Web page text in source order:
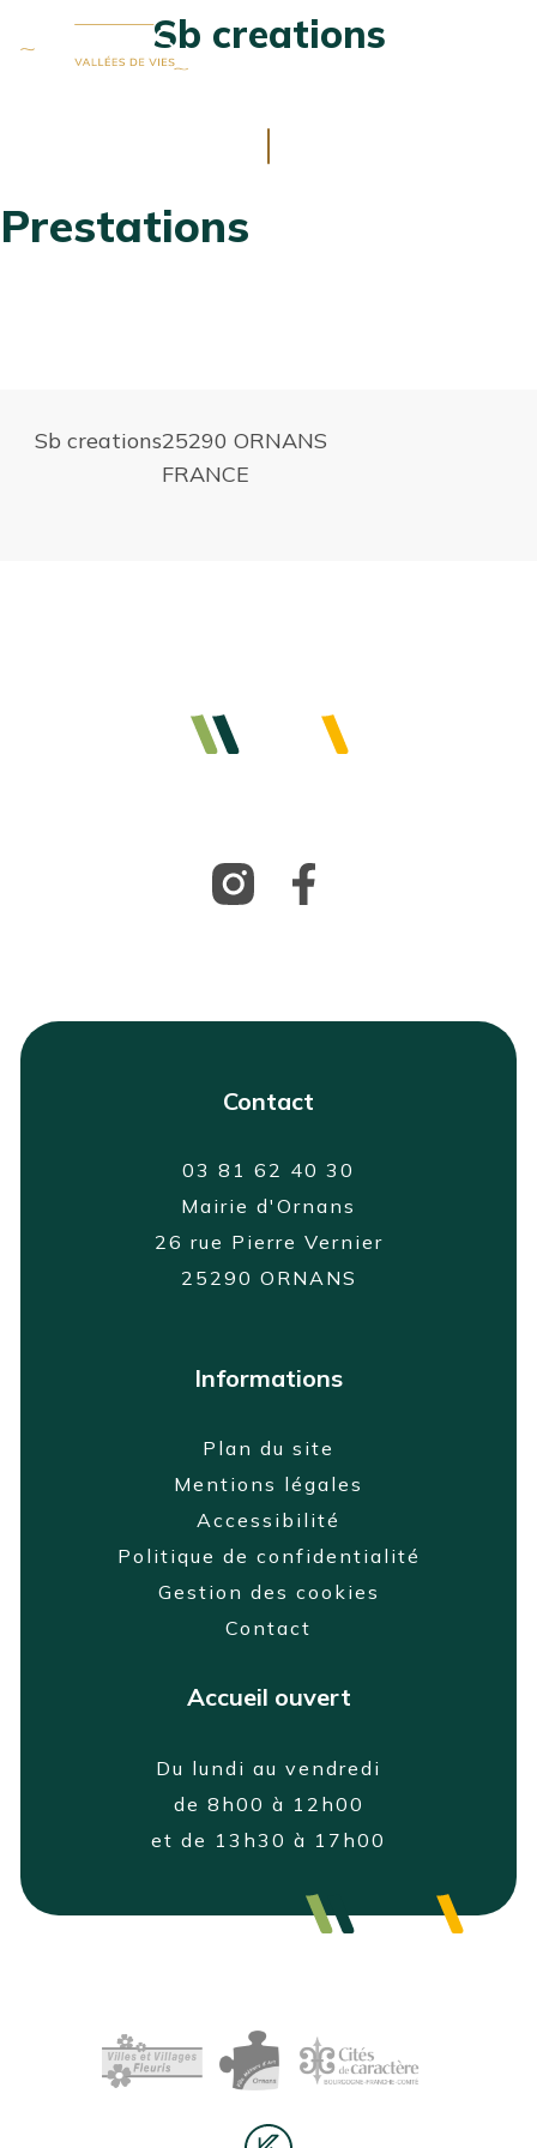
Sb creations
Prestations
Sb creations25290 ORNANS
FRANCE
Contact
03 81 62 40 30
Mairie d'Ornans
26 rue Pierre Vernier
25290 ORNANS
Informations
Plan du site
Mentions légales
Accessibilité
Politique de confidentialité
Gestion des cookies
Contact
Accueil ouvert
Du lundi au vendredi
de 8h00 à 12h00
et de 13h30 à 17h00